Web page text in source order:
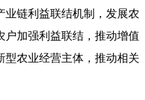
业链利益联结机制，发展农
户加强利益联结，推动增值
型农业经营主体，推动相关